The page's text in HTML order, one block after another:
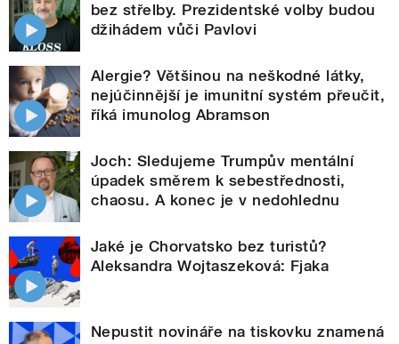
bez střelby. Prezidentské volby budou
džihádem vůči Pavlovi
Alergie? Většinou na neškodné látky,
nejúčinnější je imunitní systém přeučit,
říká imunolog Abramson
Joch: Sledujeme Trumpův mentální
úpadek směrem k sebestřednosti,
chaosu. A konec je v nedohlednu
Jaké je Chorvatsko bez turistů?
Aleksandra Wojtaszeková: Fjaka
Nepustit novináře na tiskovku znamená